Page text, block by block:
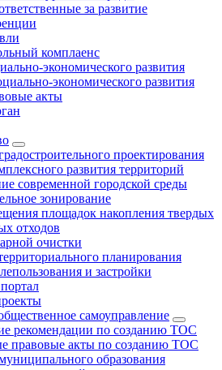
за развитие
комплаенс
экономического развития
экономического развития
акты
проектирования
развития территорий
современной городской среды
зонирование
площадок накопления твердых
отходов
очистки
планирования
и застройки
самоуправление
рекомендации по созданию ТОС
правовые акты по созданию ТОС
образования